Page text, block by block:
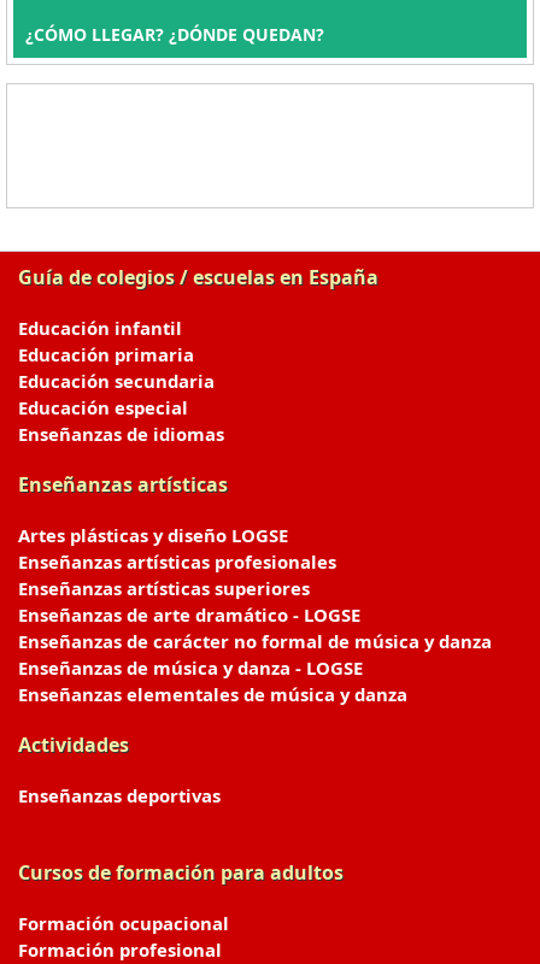
¿CÓMO LLEGAR? ¿DÓNDE QUEDAN?
Guía de colegios / escuelas en España
Educación infantil
Educación primaria
Educación secundaria
Educación especial
Enseñanzas de idiomas
Enseñanzas artísticas
Artes plásticas y diseño LOGSE
Enseñanzas artísticas profesionales
Enseñanzas artísticas superiores
Enseñanzas de arte dramático - LOGSE
Enseñanzas de carácter no formal de música y danza
Enseñanzas de música y danza - LOGSE
Enseñanzas elementales de música y danza
Actividades
Enseñanzas deportivas
Cursos de formación para adultos
Formación ocupacional
Formación profesional